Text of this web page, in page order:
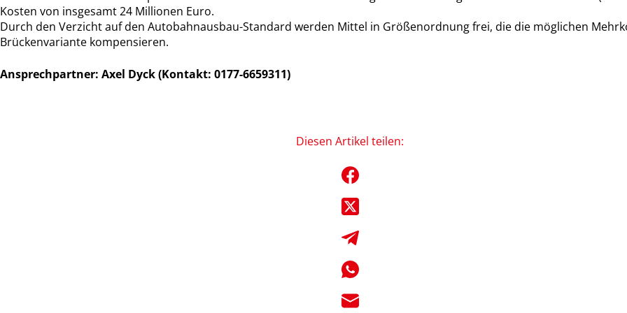
Kosten von insgesamt 24 Millionen Euro.
Durch den Verzicht auf den Autobahnausbau-Standard werden Mittel in Größenordnung frei, die die möglichen
Brückenvariante kompensieren.
Ansprechpartner: Axel Dyck (Kontakt: 0177-6659311)
Diesen Artikel teilen: